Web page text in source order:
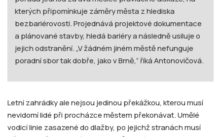
kterých připomínkuje záměry města z hlediska
bezbariérovosti. Projednává projektové dokumentace
a plánované stavby, hledá bariéry a následně usiluje o
jejich odstranění. „V žádném jiném městě nefunguje
poradní sbor tak dobře, jako v Brně,“ říká Antonovičová.
Letní zahrádky ale nejsou jedinou překážkou, kterou musí
nevidomí lidé při procházce městem překonávat. Umělé
vodicí linie zasazené do dlažby, po jejichž stranách musí